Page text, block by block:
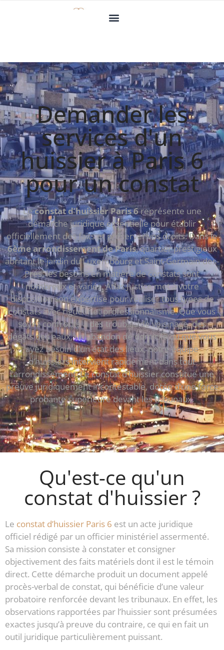
Demander les
services d'un
huissier à Paris 6
pour un constat
Leconstat d’huissier Paris 6représente une
démarche juridique essentielle pour établir
officiellement des faits et préserver vos droits. Dans le
6ème arrondissement de Paris, quartier prestigieux
abritant le jardin du Luxembourg et Saint-Germain-des-
Prés, les besoins en matière de constats sont
nombreux et variés. Atlas Justice met à votre
disposition son expertise pour réaliser tous types de
constats avec rigueur et professionnalisme. Que vous
soyez confronté à des troubles de voisinage, des
dégâts des eaux, un abandon de domicile ou que vous
ayez besoin d’un état des lieux, notre équipe
d’huissiers intervient rapidement dans tout
l’arrondissement. Le constat d’huissier constitue une
preuve juridiquement incontestable, dotée d’une force
probante supérieure devant les tribunaux.
Qu'est-ce qu'un
constat d'huissier ?
Le constat d’huissier Paris 6 est un acte juridique
officiel rédigé par un officier ministériel assermenté.
Sa mission consiste à constater et consigner
objectivement des faits matériels dont il est le témoin
direct. Cette démarche produit un document appelé
procès-verbal de constat, qui bénéficie d’une valeur
probatoire renforcée devant les tribunaux. En effet, les
observations rapportées par l’huissier sont présumées
exactes jusqu’à preuve du contraire, ce qui en fait un
outil juridique particulièrement puissant.